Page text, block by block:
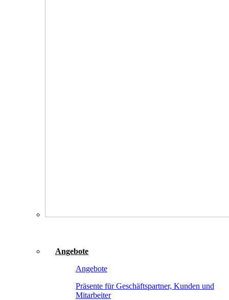
Angebote
Angebote
Präsente für Geschäftspartner, Kunden und
Mitarbeiter